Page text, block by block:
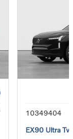
10349404
EX90 Ultra